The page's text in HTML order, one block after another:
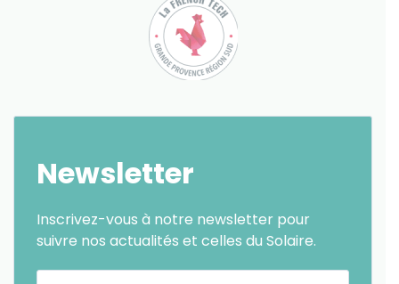
Newsletter
Inscrivez-vous à notre newsletter pour
suivre nos actualités et celles du Solaire.